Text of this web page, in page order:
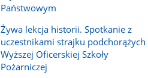
Państwowym
Żywa lekcja historii. Spotkanie z
uczestnikami strajku podchorążych
Wyższej Oficerskiej Szkoły
Pożarniczej